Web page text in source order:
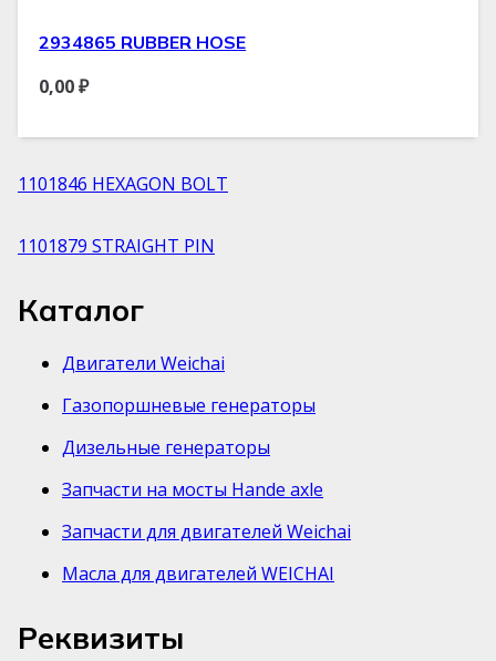
2934865 RUBBER HOSE
0,00₽
1101846 HEXAGON BOLT
1101879 STRAIGHT PIN
Каталог
Двигатели Weichai
Газопоршневые генераторы
Дизельные генераторы
Запчасти на мосты Hande axle
Запчасти для двигателей Weichai
Масла для двигателей WEICHAI
Реквизиты